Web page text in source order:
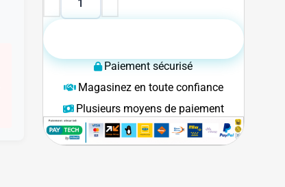
Paiement sécurisé
Magasinez en toute confiance
Plusieurs moyens de paiement